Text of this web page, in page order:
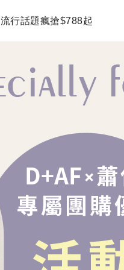
流行話題瘋搶$788起